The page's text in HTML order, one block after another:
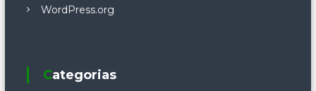
WordPress.org
Categorias